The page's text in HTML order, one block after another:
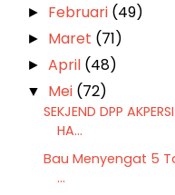
► Februari (49)
► Maret (71)
► April (48)
▼ Mei (72)
SEKJEND DPP
HA...
Bau Menyengat 5
...